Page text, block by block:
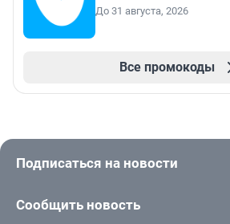
До 31 августа, 2026
Все промокоды
Подписаться на новости
Сообщить новость